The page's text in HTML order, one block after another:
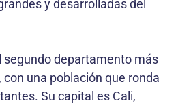
y desarrolladas del
segundo departamento más
una población que ronda
Su capital es Cali,